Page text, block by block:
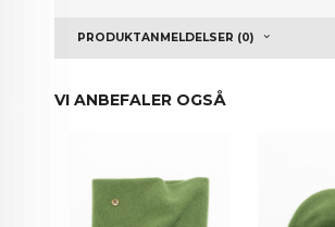
PRODUKTANMELDELSER (0)
VI ANBEFALER OGSÅ